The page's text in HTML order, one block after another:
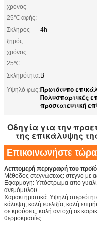
χρόνος
25℃ αφής:
Σκληρός
ξηρός
χρόνος
25℃:
4h
Σκληρότητα:Β
Υψηλό φως:Πρωτότυπο
Πολυσπαρτικές
προστατευτική
Οδηγία για την
της επικάλυψης
Επικοινωνήστε τώρα
Λεπτομερή περιγραφή του
Μέθοδος στεγνώσεως: στεγνό με
Εφαρμογή: Υπόστρωμα από γυαλί
ανεμόμυλου.
Χαρακτηριστικά: Υψηλή
κάλυψη, καλή ευελιξία, καλή
σε κρούσεις, καλή αντοχή σε
θερμοκρασίες.